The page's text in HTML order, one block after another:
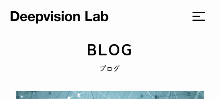
BLOG
ブログ